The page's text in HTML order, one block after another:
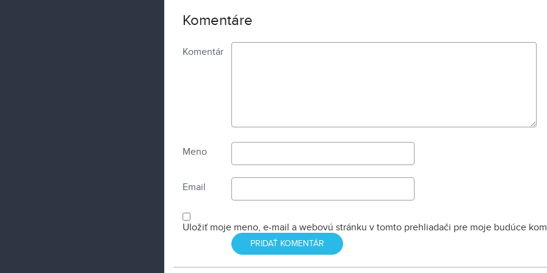
Komentáre
Komentár
Meno
Email
Uložiť moje meno, e-mail a webovú stránku v tomto prehliadači pre moje budúce